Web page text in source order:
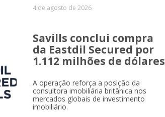
4 de agosto de 2026
Savills conclui compra
da Eastdil Secured por
1.112 milhões de dólares
A operação reforça a posição da
consultora imobiliária britânica nos
mercados globais de investimento
imobiliário.